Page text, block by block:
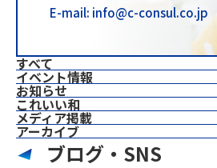
すべて
イベント情報
お知らせ
これいい和
⁨⁩メディア掲載
アーカイブ
E-mail: info@c-consul.co.jp
ブログ・SNS